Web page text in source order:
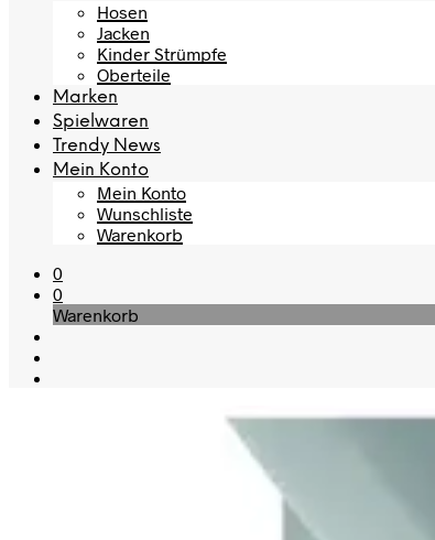
Hosen
Jacken
Kinder Strümpfe
Oberteile
Marken
Spielwaren
Trendy News
Mein Konto
Mein Konto
Wunschliste
Warenkorb
0
0
Warenkorb